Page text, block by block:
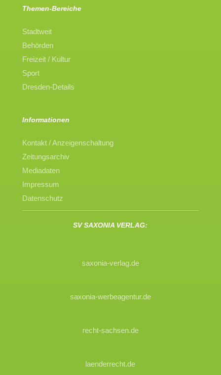
Themen-Bereiche
Stadtweit
Behörden
Freizeit / Kultur
Sport
Dresden-Details
Informationen
Kontakt / Anzeigenschaltung
Zeitungsarchiv
Mediadaten
Impressum
Datenschutz
SV SAXONIA VERLAG:
saxonia-verlag.de
saxonia-werbeagentur.de
recht-sachsen.de
laenderrecht.de